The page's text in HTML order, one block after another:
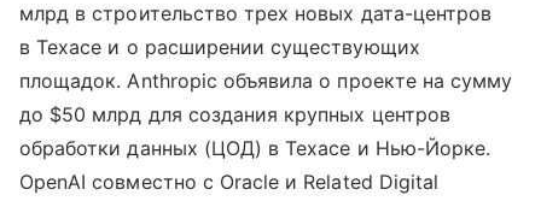
млрд в строительство трех новых дата-центров
в Техасе и о расширении существующих
площадок. Anthropic объявила о проекте на сумму
до $50 млрд для создания крупных центров
обработки данных (ЦОД) в Техасе и Нью-Йорке.
OpenAI совместно с Oracle и Related Digital